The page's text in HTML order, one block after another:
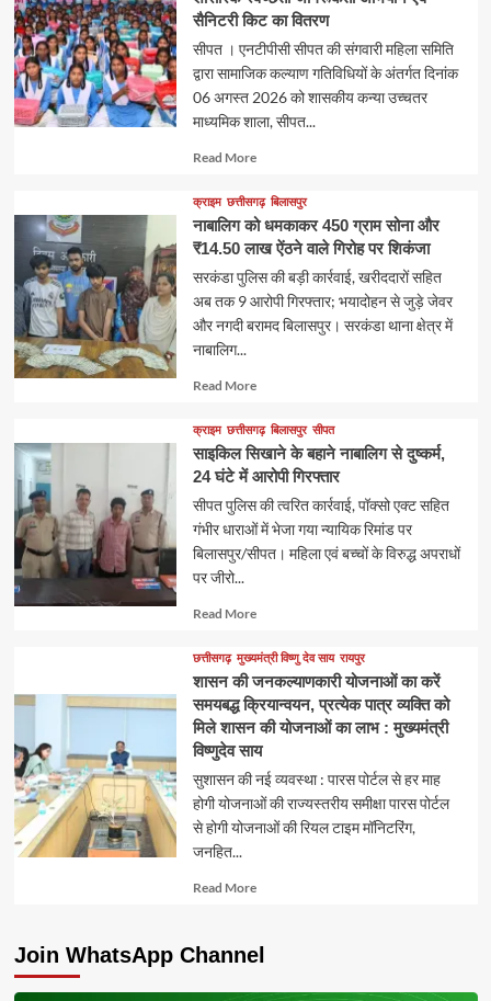
सैनिटरी किट का वितरण
सीपत । एनटीपीसी सीपत की संगवारी महिला समिति
द्वारा सामाजिक कल्याण गतिविधियों के अंतर्गत दिनांक
06 अगस्त 2026 को शासकीय कन्या उच्चतर
माध्यमिक शाला, सीपत...
Read MoreRead
about
क्राइम छत्तीसगढ़ बिलासपुर
नाबालिग को धमकाकर 450 ग्राम सोना और
₹14.50 लाख ऐंठने वाले गिरोह पर शिकंजा
सरकंडा पुलिस की बड़ी कार्रवाई, खरीददारों सहित
अब तक 9 आरोपी गिरफ्तार; भयादोहन से जुड़े जेवर
और नगदी बरामद बिलासपुर। सरकंडा थाना क्षेत्र में
नाबालिग...
Read MoreRead
about
क्राइम छत्तीसगढ़ बिलासपुर सीपत
साइकिल सिखाने के बहाने नाबालिग से दुष्कर्म,
24 घंटे में आरोपी गिरफ्तार
सीपत पुलिस की त्वरित कार्रवाई, पॉक्सो एक्ट सहित
गंभीर धाराओं में भेजा गया न्यायिक रिमांड पर
बिलासपुर/सीपत। महिला एवं बच्चों के विरुद्ध अपराधों
पर जीरो...
Read MoreRead
about
छत्तीसगढ़ मुख्यमंत्री विष्णु देव साय रायपुर
शासन की जनकल्याणकारी योजनाओं का करें
समयबद्ध क्रियान्वयन, प्रत्येक पात्र व्यक्ति को
मिले शासन की योजनाओं का लाभ : मुख्यमंत्री
विष्णुदेव साय
सुशासन की नई व्यवस्था : पारस पोर्टल से हर माह
होगी योजनाओं की राज्यस्तरीय समीक्षा पारस पोर्टल
से होगी योजनाओं की रियल टाइम मॉनिटरिंग,
जनहित...
Read MoreRead
Join WhatsApp Channel